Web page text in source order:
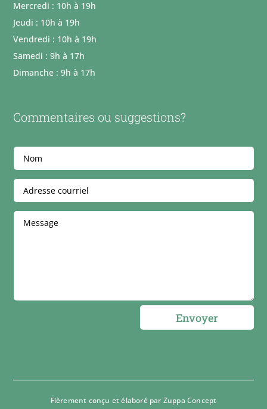
Mercredi : 10h à 19h
Jeudi : 10h à 19h
Vendredi : 10h à 19h
Samedi : 9h à 17h
Dimanche : 9h à 17h
Commentaires ou suggestions?
Envoyer
Fièrement conçu et élaboré par Zuppa Concept